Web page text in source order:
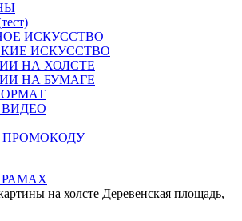
ИСКУССТВО
ИСКУССТВО
НА ХОЛСТЕ
НА БУМАГЕ
на холсте Деревенская площадь,